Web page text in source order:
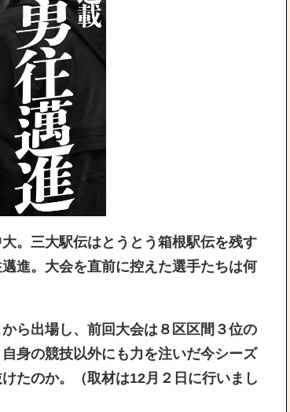
。三大駅伝はとうとう箱根駅伝を残す
進。大会を直前に控えた選手たちは何
ら出場し、前回大会は８区区間３位の
身の競技以外にも力を注いだ今シーズ
たのか。（取材は12月２日に行いまし